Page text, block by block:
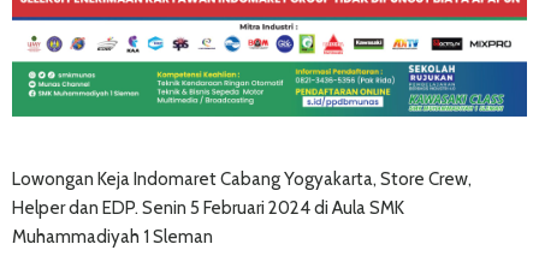
Lowongan Keja Indomaret Cabang Yogyakarta, Store Crew,
Helper dan EDP. Senin 5 Februari 2024 di Aula SMK
Muhammadiyah 1 Sleman